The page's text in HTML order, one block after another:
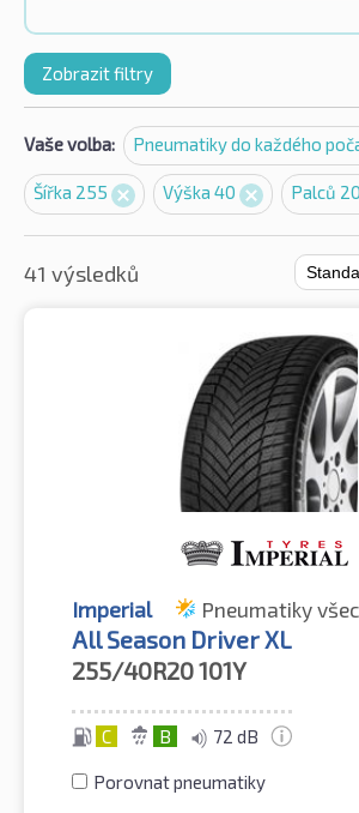
Zobrazit filtry
Vaše volba: Pneumatiky do každého
Šířka 255 Výška 40 Palců 20
41 výsledků
Imperial Pneumatiky
All Season Driver XL
255/40R20101Y
C B 72 dB
Porovnat pneumatiky